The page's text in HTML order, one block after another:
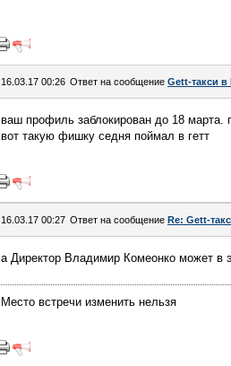
16.03.17 00:26 Ответ на сообщение Gett-такси в
ваш профиль заблокирован до 18 марта.
вот такую фишку седня поймал в гетт
16.03.17 00:27 Ответ на сообщение Re: Gett-
а Директор Владимир Комеонко может в
Место встречи изменить нельзя